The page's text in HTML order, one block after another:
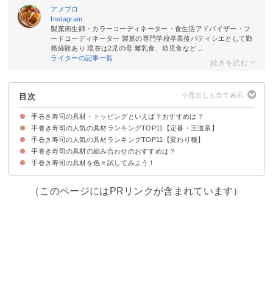
アメブロ
Instagram
製菓衛生師・カラーコーディネーター・食生活アドバイザー・フ
ードコーディネーター 製菓の専門学校卒業後パティシエとして勤
務経験あり 現在は2児の母 離乳食、幼児食など...
ライターの記事一覧
目次
手巻き寿司の具材・トッピングといえば？おすすめは？
手巻き寿司の人気の具材ランキングTOP11【定番・王道系】
第11位：ハマチ
第10位：ホタテ
第9位：納豆
第8位：うに
第7位：いくら
第6位：ネギトロ
第5位：甘えび
第4位：ツナマヨ
第3位：卵焼き
第2位：サーモン
第1位：マグロ
手巻き寿司の人気の具材ランキングTOP11【変わり種】
第11位：生ハム
第10位：カニカマ
第9位：キムチ
第8位：肉味噌
第7位：海老天
第6位：ローストビーフ
第5位：キーマカレー
第4位：焼肉
第3位：ポテトサラダ
第2位：すき焼き
第1位：タコライス
手巻き寿司の具材の組み合わせのおすすめは？
①えび×アボカド
②サーモン×いくら
③ツナマヨ×カニカマ×卵焼き
手巻き寿司の具材を色々試してみよう！
（このページにはPRリンクが含まれています）